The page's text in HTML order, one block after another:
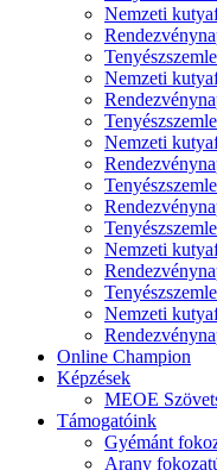
Nemzeti
Nemzeti
Nemzeti
Nemzeti
Nemzeti
Online Champion
Képzések
MEOE
Támogatóink
Gyémánt
Arany